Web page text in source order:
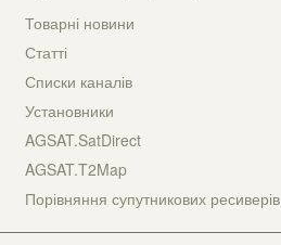
Товарні новини
Статті
Списки каналів
Установники
AGSAT.SatDirect
AGSAT.T2Map
Порівняння супутникових ресиверів